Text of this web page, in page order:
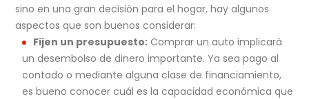
sino en una gran decisión para el hogar, hay algunos
aspectos que son buenos considerar:
Fijen un presupuesto: Comprar un auto implicará
un desembolso de dinero importante. Ya sea pago al
contado o mediante alguna clase de financiamiento,
es bueno conocer cuál es la capacidad económica que